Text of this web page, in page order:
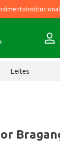
Institucional
Leites